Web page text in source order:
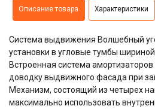
Описание товара Характеристики
Система выдвижения Волшебный
установки в угловые тумбы
Встроенная система
доводку выдвижного фасада при
Механизм, состоящий из четырех
максимально использовать